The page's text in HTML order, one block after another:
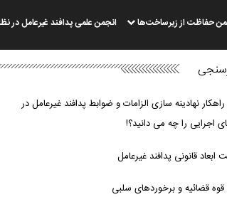
حفاظت از زیرساخت‌ها انجمن علمی پدافند غیرعامل در
نهادینه سازی الزامات و ضوابط پدافند غیرعامل در
اجرایی را چه می دانید؟!
ابعاد قانونی پدافند غیرعامل
قوه قضائیه و برخوردهای سلبی